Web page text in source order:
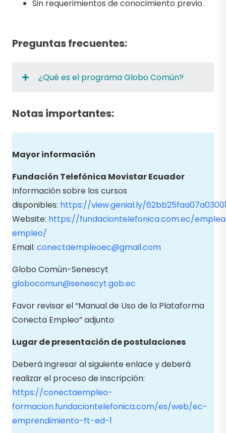
Sin requerimientos de conocimiento previo.
Preguntas frecuentes:
¿Qué es el programa Globo Común?
Notas importantes:
Mayor información
Fundación Telefónica Movistar Ecuador
Información sobre los cursos
disponibles: https://view.genial.ly/
Website: https://fundaciontelefonica.com.ec/
empleo/
Email: conectaempleoec@gmail.com
Globo Común-Senescyt
globocomun@senescyt.gob.ec
Favor revisar el “Manual de Uso de la Plataforma
Conecta Empleo” adjunto
Lugar de presentación de postulaciones
Deberá ingresar al siguiente enlace y deberá
realizar el proceso de inscripción:
https://conectaempleo-
formacion.fundaciontelefonica.com/es/web/ec-
emprendimiento-ft-ed-1